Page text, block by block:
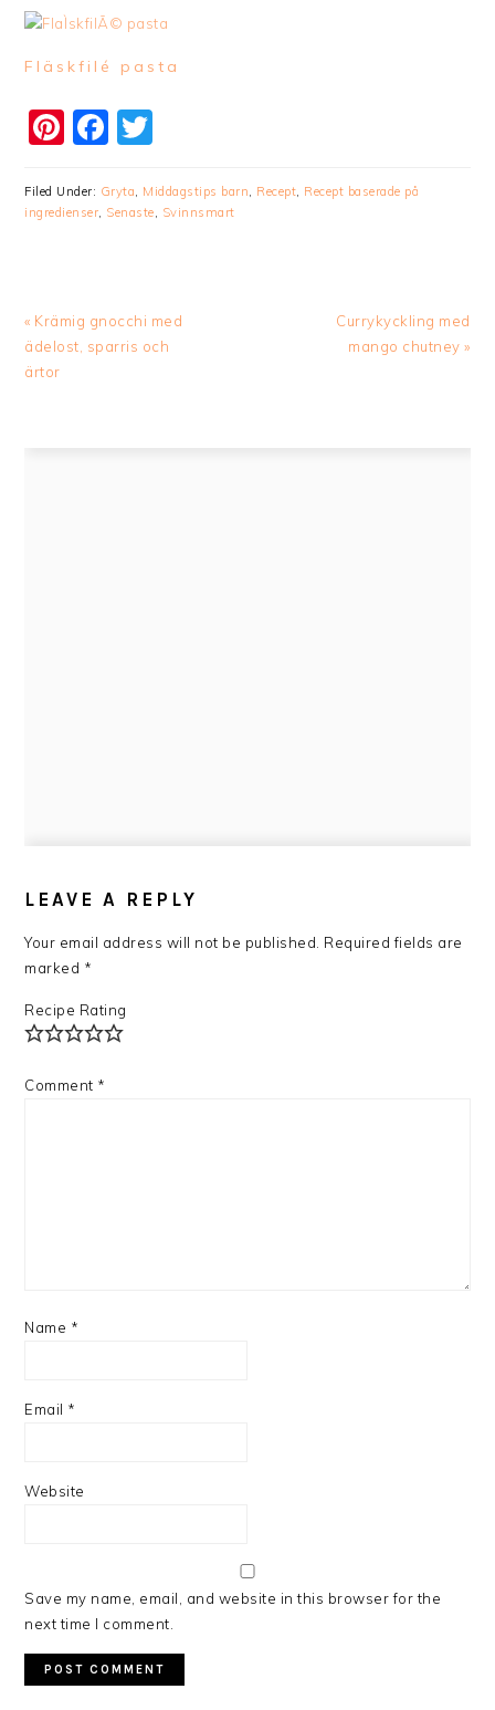
Fläskfilé pasta
Pinterest
Facebook
Filed Under: Gryta Middagstips barn Recept Recept baserade på
ingredienser Senaste Svinnsmart
Previous
Post:
« Krämig gnocchi med
ädelost, sparris och
ärtor
Next
Post:
Currykyckling med
mango chutney »
INTERACTIONS
LEAVE A REPLY
Your email address will not be published. Required fields are
marked *
Recipe Rating
Comment *
Name *
Email *
Website
Save my name, email, and website in this browser for the
next time I comment.